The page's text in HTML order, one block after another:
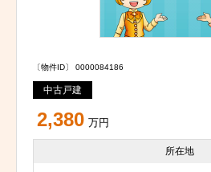
〔物件ID〕 0000084186
中古戸建
2,380 万円
所在地